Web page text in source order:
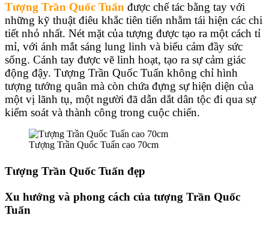
Tượng Trần Quốc Tuấn được chế tác bằng tay với
những kỹ thuật điêu khắc tiên tiến nhằm tái hiện các chi
tiết nhỏ nhất. Nét mặt của tượng được tạo ra một cách tỉ
mỉ, với ánh mắt sáng lung linh và biểu cảm đầy sức
sống. Cánh tay được vẽ linh hoạt, tạo ra sự cảm giác
động đậy. Tượng Trần Quốc Tuấn không chỉ hình
tượng tướng quân mà còn chứa đựng sự hiện diện của
một vị lãnh tụ, một người đã dẫn dắt dân tộc đi qua sự
kiểm soát và thành công trong cuộc chiến.
Tượng Trần Quốc Tuấn cao 70cm
Tượng Trần Quốc Tuấn đẹp
Xu hướng và phong cách của tượng Trần Quốc
Tuấn